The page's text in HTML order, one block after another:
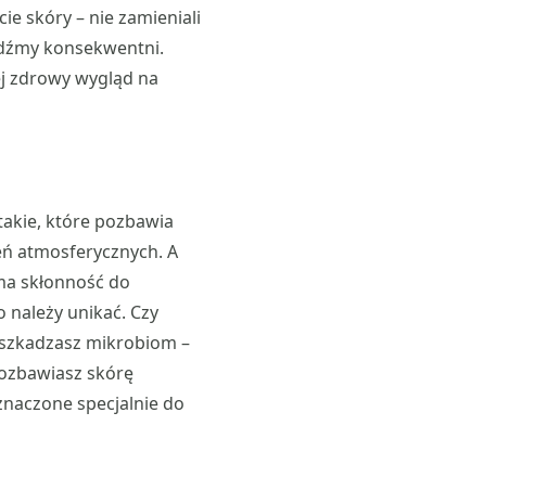
skóry – nie zamieniali
konsekwentni.
zdrowy wygląd na
które pozbawia
atmosferycznych. A
skłonność do
należy unikać. Czy
mikrobiom –
skórę
specjalnie do